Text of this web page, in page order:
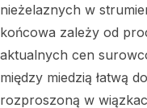
nieżelaznych w
końcowa zależy od
aktualnych cen
między miedzią łatwą
rozproszoną w